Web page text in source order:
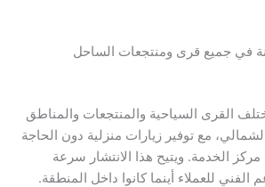
في جميع قرى ومنتجعات الساحل
القرى السياحية والمنتجعات والمناطق
مع توفير زيارات منزلية دون الحاجة
مركز الخدمة. ويتيح هذا الانتشار سرعة
الفني للعملاء أينما كانوا داخل المنطقة.